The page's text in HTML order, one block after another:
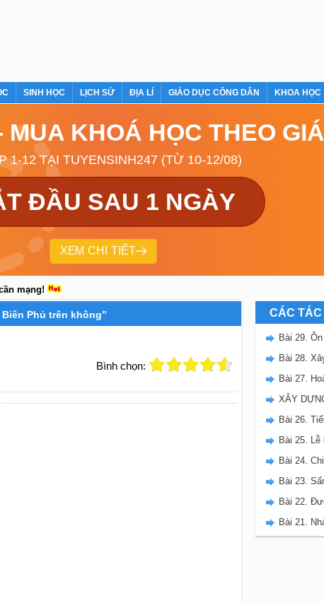
SINH HỌC LỊCH SỬ ĐỊA LÍ GIÁO DỤC CÔNG DÂN KHOA HỌC
KHOÁ HỌC THEO GIÁ
1-12 TẠI TUYENSINH247 (TỪ 10-12/08)
ĐẦU SAU 1 NGÀY
XEM CHI TIẾT
mạng!
Phủ trên không”
Bình chọn:
CÁC
Bài 27.
Bài 26.
Bài 25. Lễ
Bài 23.
Bài 22.